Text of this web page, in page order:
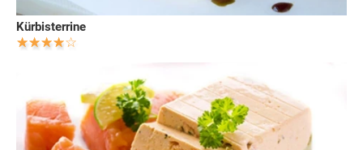
Kürbisterrine